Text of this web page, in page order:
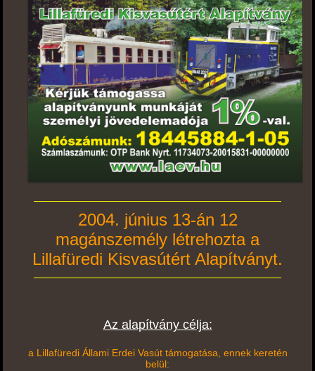
2004. június 13-án 12
magánszemély létrehozta a
Lillafüredi Kisvasútért Alapítványt.
Az alapítvány célja:
a Lillafüredi Állami Erdei Vasút támogatása, ennek keretén
belül: